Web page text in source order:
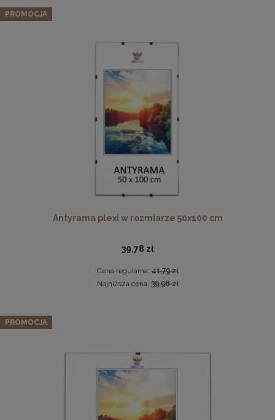
DO KOSZYKA
Drewniana, frezowana ramka na zdjęcia, plakaty, obrazy w
rozmiarze 15 x 21 cm w kolorze białym
Schodki dla psa 3-stopniowe tapicerowane w kolorze
grafitowym – lekki podest dla psa do kanapy, łóżka, fotela
69,99 zł
Cena regularna:
Najniższa cena:
39,99 zł
DO KOSZYKA
Schodki dla psa 3-stopniowe tapicerowane w kolorze
srebrnym – lekki podest dla psa do kanapy, łóżka, fotela
69,99 zł
Cena regularna:
Najniższa cena:
DO KOSZYKA
Antyrama plexi w rozmiarze 50x100 cm
39,78 zł
Cena regularna:41,79 zł
Najniższa cena:39,98 zł
PROMOCJA
PROMOCJA